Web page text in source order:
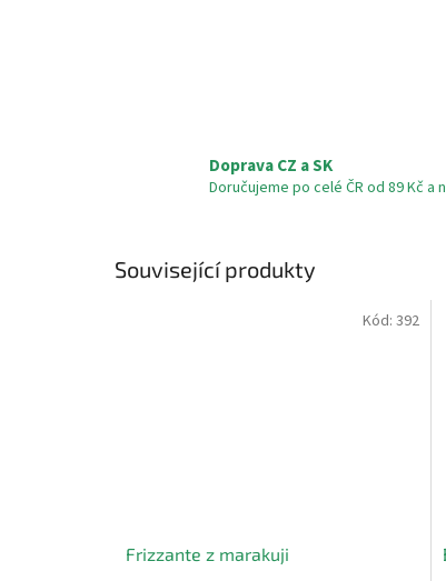
Doprava CZ a SK
Doručujeme po celé ČR od 89 Kč a
Související produkty
Frizzante z marakuji
Kód: 392